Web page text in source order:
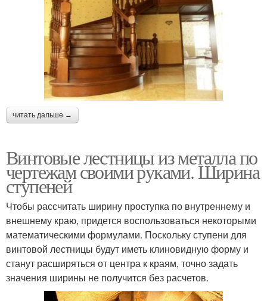
читать дальше →
Винтовые лестницы из металла по
чертежам своими руками. Ширина
ступеней
Чтобы рассчитать ширину проступка по внутреннему и
внешнему краю, придется воспользоваться некоторыми
математическими формулами. Поскольку ступени для
винтовой лестницы будут иметь клиновидную форму и
станут расширяться от центра к краям, точно задать
значения ширины не получится без расчетов.